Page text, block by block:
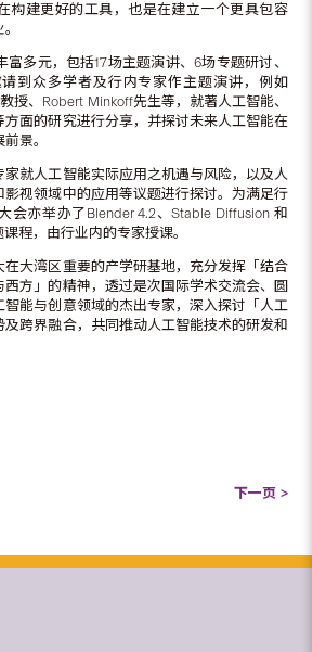
构建更好的工具，也是在建立一个更具包容
多元，包括17场主题演讲、6场专题研讨、
到众多学者及行内专家作主题演讲，例如
授、Robert Minkoff先生等，就著人工智能、
面的研究进行分享，并探讨未来人工智能在
景。
就人工智能实际应用之机遇与风险，以及人
视领域中的应用等议题进行探讨。为满足行
会亦举办了Blender 4.2、Stable Diffusion 和
程，由行业内的专家授课。
大湾区重要的产学研基地，充分发挥「结合
方」的精神，透过是次国际学术交流会、圆
能与创意领域的杰出专家，深入探讨「人工
跨界融合，共同推动人工智能技术的研发和
下一页 >